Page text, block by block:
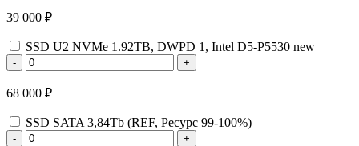
39 000 ₽
SSD U2 NVMe 1.92TB, DWPD 1, Intel D5-P5530 new
- +
68 000 ₽
SSD SATA 3,84Tb (REF, Ресурс 99-100%)
- +